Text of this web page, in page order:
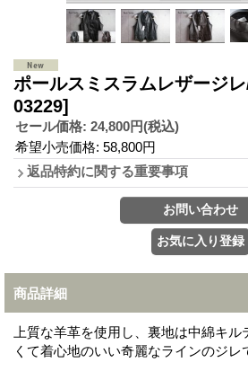
ポールスミスラムレザージ
03229]
セール価格: 24,800円(税込)
希望小売価格: 58,800円
返品特約に関する重要事項
商品詳細
上質な羊革を使用し、裏地は中綿キ
くて着心地のいい奇麗なラインのジレ